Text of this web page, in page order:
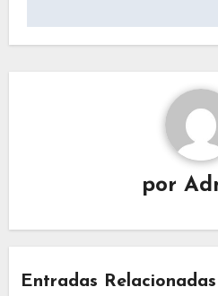
por
Entradas Relacionadas